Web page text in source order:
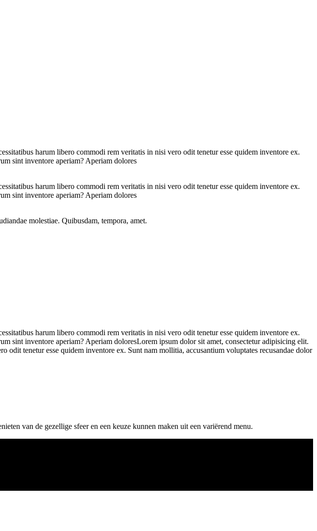
harum libero commodi rem veritatis in nisi vero odit tenetur esse quidem inventore ex.
sint inventore aperiam? Aperiam dolores
harum libero commodi rem veritatis in nisi vero odit tenetur esse quidem inventore ex.
sint inventore aperiam? Aperiam dolores
molestiae. Quibusdam, tempora, amet.
harum libero commodi rem veritatis in nisi vero odit tenetur esse quidem inventore ex.
sint inventore aperiam? Aperiam doloresLorem ipsum dolor sit amet, consectetur adipisicing elit.
tenetur esse quidem inventore ex. Sunt nam mollitia, accusantium voluptates recusandae dolor
van de gezellige sfeer en een keuze kunnen maken uit een variërend menu.